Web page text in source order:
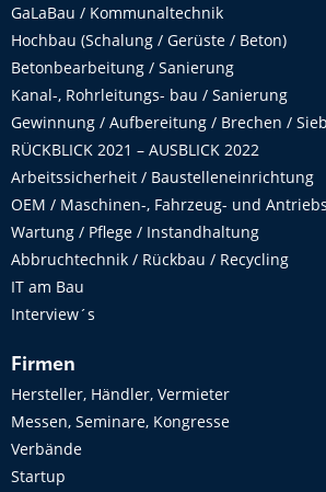
GaLaBau / Kommunaltechnik
Hochbau (Schalung / Gerüste / Beton)
Betonbearbeitung / Sanierung
Kanal-, Rohrleitungs- bau / Sanierung
Gewinnung / Aufbereitung / Brechen /
RÜCKBLICK 2021 – AUSBLICK 2022
Arbeitssicherheit / Baustelleneinrichtung
OEM / Maschinen-, Fahrzeug- und
Wartung / Pflege / Instandhaltung
Abbruchtechnik / Rückbau / Recycling
IT am Bau
Interview´s
Firmen
Hersteller, Händler, Vermieter
Messen, Seminare, Kongresse
Verbände
Startup